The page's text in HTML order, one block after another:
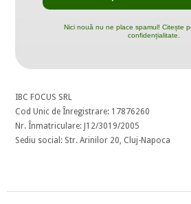
Nici nouă nu ne place spamul! Citește
confidențialitate.
IBC FOCUS SRL
Cod Unic de Înregistrare: 17876260
Nr. Înmatriculare: J12/3019/2005
Sediu social: Str. Arinilor 20, Cluj-Napoca